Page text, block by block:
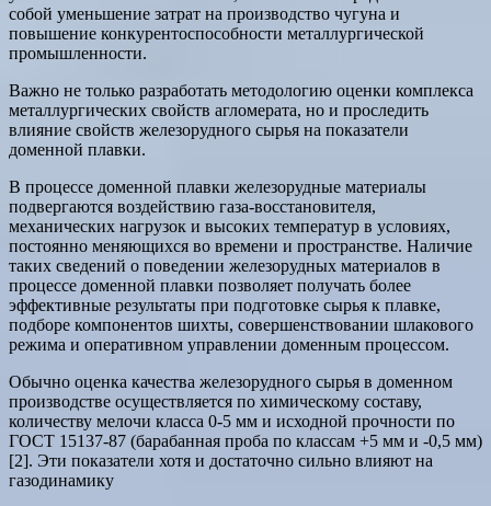
собой уменьшение затрат на производство чугуна и
повышение конкурентоспособности металлургической
промышленности.
Важно не только разработать методологию оценки комплекса
металлургических свойств агломерата, но и проследить
влияние свойств железорудного сырья на показатели
доменной плавки.
В процессе доменной плавки железорудные материалы
подвергаются воздействию газа-восстановителя,
механических нагрузок и высоких температур в условиях,
постоянно меняющихся во времени и пространстве. Наличие
таких сведений о поведении железорудных материалов в
процессе доменной плавки позволяет получать более
эффективные результаты при подготовке сырья к плавке,
подборе компонентов шихты, совершенствовании шлакового
режима и оперативном управлении доменным процессом.
Обычно оценка качества железорудного сырья в доменном
производстве осуществляется по химическому составу,
количеству мелочи класса 0-5 мм и исходной прочности по
ГОСТ 15137-87 (барабанная проба по классам +5 мм и -0,5 мм)
[2]. Эти показатели хотя и достаточно сильно влияют на
газодинамику